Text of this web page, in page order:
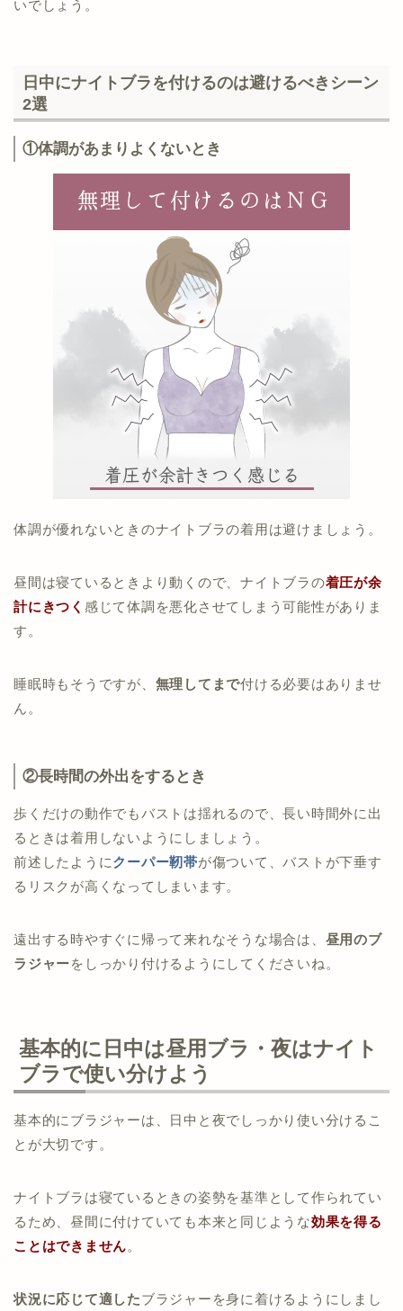
いでしょう。
日中にナイトブラを付けるのは避けるべきシーン
2選
①体調があまりよくないとき
体調が優れないときのナイトブラの着用は避けましょう。
昼間は寝ているときより動くので、ナイトブラの着圧が余
計にきつく 感じて体調を悪化させてしまう可能性がありま
す。
睡眠時もそうですが、 無理してまで付ける必要はありませ
ん。
②長時間の外出をするとき
歩くだけの動作でもバストは揺れるので、長い時間外に出
るときは着用しないようにしましょう。
前述したようにクーパー靭帯が傷ついて、バストが下垂す
るリスクが高くなってしまいます。
遠出する時やすぐに帰って来れなそうな場合は、 昼用のブ
ラジャーをしっかり付けるようにしてくださいね。
基本的に日中は昼用ブラ・夜はナイト
ブラで使い分けよう
基本的にブラジャーは、日中と夜でしっかり使い分けるこ
とが大切です。
ナイトブラは寝ているときの姿勢を基準として作られてい
るため、昼間に付けていても本来と同じような効果を得る
ことはできません。
状況に応じて適したブラジャーを身に着けるようにしまし